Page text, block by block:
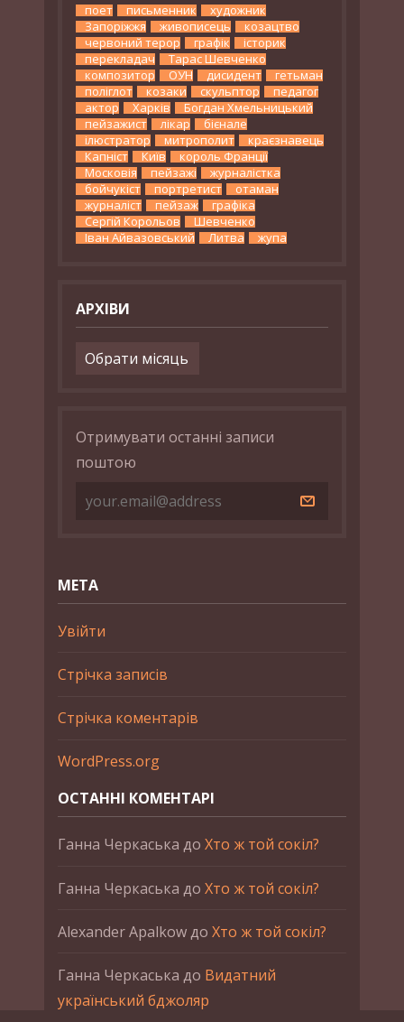
поет письменник
художник
Запоріжжя
живописець
козацтво
червоний терор
графік
історик
перекладач
Тарас Шевченко
композитор
ОУН дисидент
гетьман
поліглот
козаки скульптор
педагог
актор
Харків
Богдан Хмельницький
пейзажист
лікар
бієнале
ілюстратор
митрополит
краєзнавець
Капніст
Київ
король Франції
Московія
пейзажі
журналістка
бойчукіст
портретист
отаман
журналіст
пейзаж
графіка
Сергій Корольов
Шевченко
Іван Айвазовський
Литва жупа
АРХІВИ
Архіви
Отримувати останні записи
поштою
МЕТА
Увійти
Стрічка записів
Стрічка коментарів
WordPress.org
ОСТАННІ КОМЕНТАРІ
Ганна Черкаська до Хто ж той сокіл?
Ганна Черкаська до Хто ж той сокіл?
Alexander Apalkowдо Хто ж той сокіл?
Ганна Черкаська до Видатний
український бджоляр